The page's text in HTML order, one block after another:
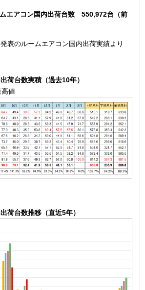
エアコン国内出荷台数 550,972台（前
表のルームエアコン国内出荷実績より
荷台数実積（過去10年）
値
荷台数推移（直近5年）